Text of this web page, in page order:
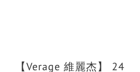
【Verage 維麗杰】 24